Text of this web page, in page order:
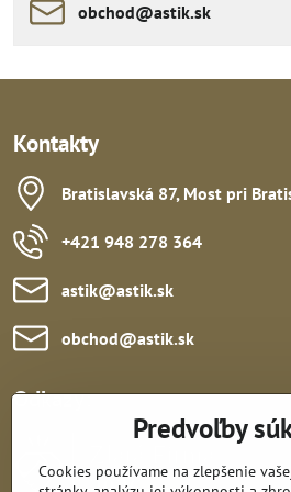
obchod​​@astik​​.sk
Kontakty
Bratislavská 87, Most pri
+421 948 278 364
astik​@astik​.sk
obchod​@astik​.sk
Odkazy:
Predvoľby
Cookies používame na zlepšenie